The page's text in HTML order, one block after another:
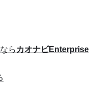
らカオナビEnterprise